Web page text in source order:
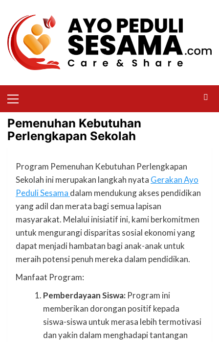
Pemenuhan Kebutuhan
Perlengkapan Sekolah
Program Pemenuhan Kebutuhan Perlengkapan
Sekolah ini merupakan langkah nyata Gerakan Ayo
Peduli Sesama dalam mendukung akses pendidikan
yang adil dan merata bagi semua lapisan
masyarakat. Melalui inisiatif ini, kami berkomitmen
untuk mengurangi disparitas sosial ekonomi yang
dapat menjadi hambatan bagi anak-anak untuk
meraih potensi penuh mereka dalam pendidikan.
Manfaat Program:
Pemberdayaan Siswa:Program ini
memberikan dorongan positif kepada
siswa-siswa untuk merasa lebih termotivasi
dan yakin dalam menghadapi tantangan